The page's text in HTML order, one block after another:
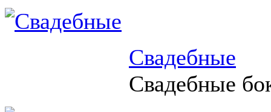
Свадебные
Свадебные